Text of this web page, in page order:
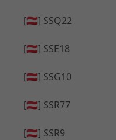
🟦 主體 ⧸ 彈匣
[🇦🇹] SSQ22
🟦 主體 ⧸ 彈匣
[🇦🇹] SSE18
👁️‍🗨️ 外觀 ⧸ 色彩
[🇦🇹] SSG10
🟦 主體 ⧸ 彈匣
[🇦🇹] SSR77
🟦 主體 ⧸ 彈匣
[🇦🇹] SSR9